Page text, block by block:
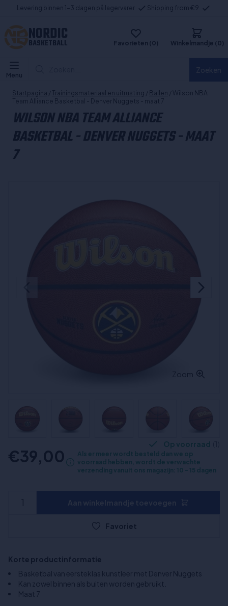
Levering binnen 1-3 dagen på lagervarer Shipping from €9
NORDIC
BASKETBALL Favorieten (0) Winkelmandje (0)
Menu
Startpagina / Trainingsmateriaal en uitrusting / Ballen / Wilson NBA
Team Alliance Basketbal - Denver Nuggets - maat 7
WILSON NBA TEAM ALLIANCE
BASKETBAL - DENVER NUGGETS - MAAT
7
Zoom
€39,00
Op voorraad
Als er meer wordt besteld dan we op
voorraad hebben, wordt de verwachte
verzending vanuit ons magazijn: 10 - 15 dagen
Favoriet
Korte productinformatie
Basketbal van eersteklas kunstleer met Denver Nuggets
Kan zowel binnen als buiten worden gebruikt.
Maat 7